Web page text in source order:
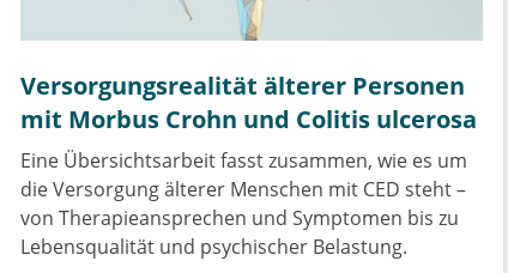
Versorgungsrealität älterer Personen
mit Morbus Crohn und Colitis ulcerosa
Eine Übersichtsarbeit fasst zusammen, wie es um
die Versorgung älterer Menschen mit CED steht –
von Therapieansprechen und Symptomen bis zu
Lebensqualität und psychischer Belastung.